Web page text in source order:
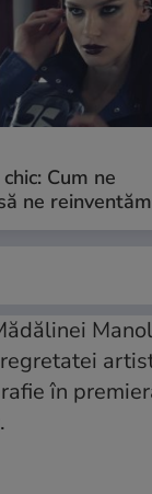
Cum ne
ne reinventăm